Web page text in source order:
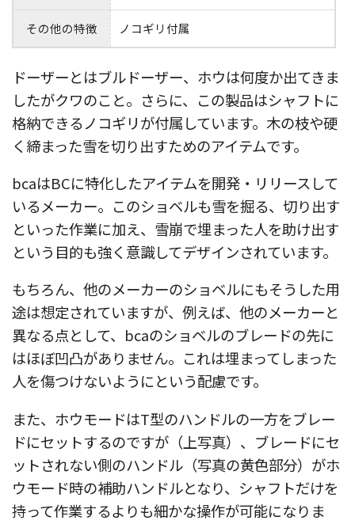
その他の特徴 ノコギリ付属
ドーザーとはブルドーザー、ホウは何度か出てきま
したがクワのこと。さらに、この製品はシャフトに
格納できるノコギリが付属しています。木の枝や硬
く締まった雪を切り出すためのアイテムです。
bcaはBCに特化したアイテムを開発・リリースして
いるメーカー。このショベルも雪を掘る、切り出す
といった作業に加え、雪崩で埋まった人を助け出す
という目的も強く意識してデザインされています。
もちろん、他のメーカーのショベルにもそうした用
途は想定されていますが、例えば、他のメーカーと
異なる点として、bcaのショベルのブレードの先に
はほぼ凹凸がありません。これは埋まってしまった
人を傷つけないようにという配慮です。
また、ホウモードはT型のハンドルの一方をブレー
ドにセットするのですが（上写真）、ブレードにセ
ットされない側のハンドル（写真の黄色部分）がホ
ウモード時の補助ハンドルとなり、シャフトだけを
持って作業するよりも細かな操作が可能になりま